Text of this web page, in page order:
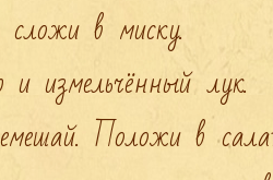
сложи в миску.
и измельчённый лук.
Положи в